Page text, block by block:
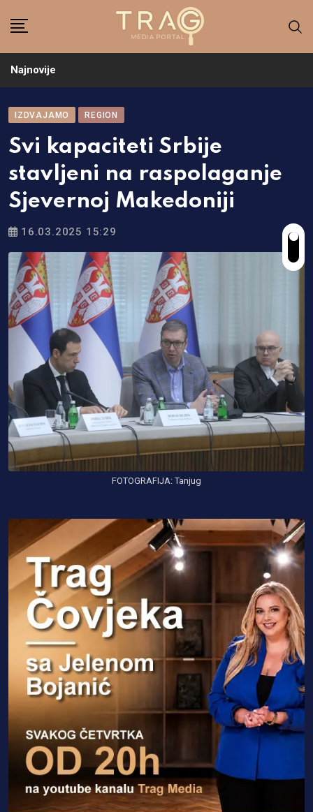
Najnovije
IZDVAJAMO REGION
Svi kapaciteti Srbije
stavljeni na raspolaganje
Sjevernoj Makedoniji
16.03.2025 15:29
FOTOGRAFIJA: Tanjug